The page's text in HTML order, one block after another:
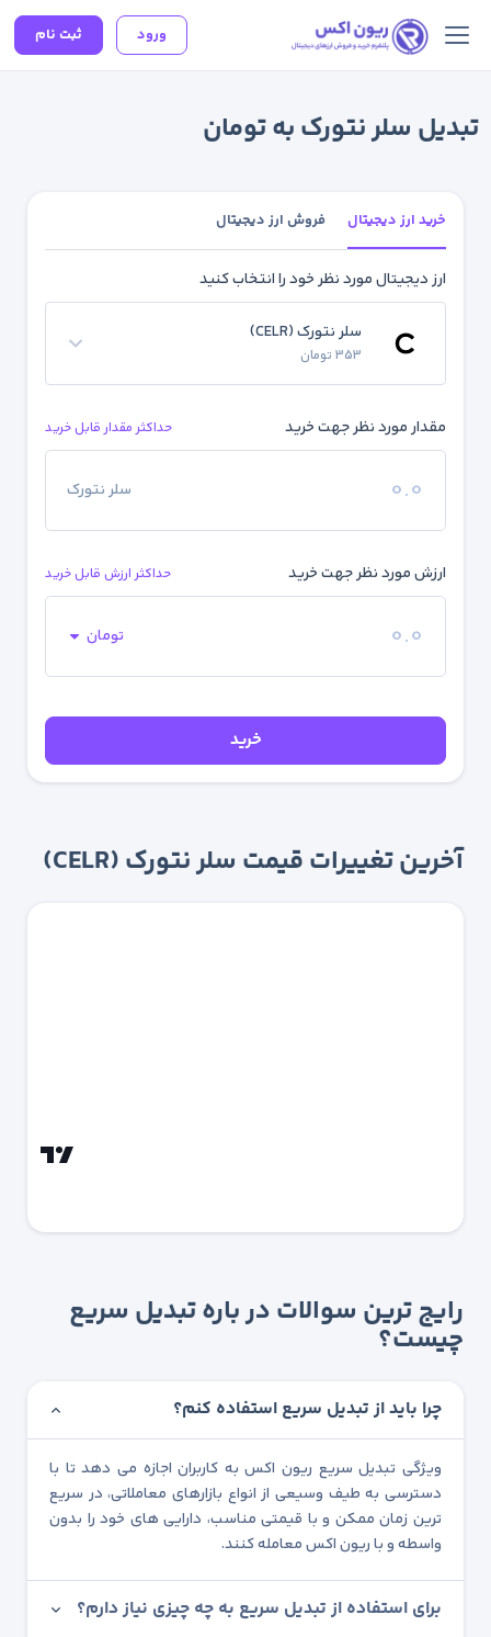
ورود ثبت نام
تبدیل سلر نتورک به تومان
خرید ارز دیجیتال فروش ارز دیجیتال
ارز دیجیتال مورد نظر خود را انتخاب کنید
سلر نتورک (CELR)
353 تومان
مقدار مورد نظر جهت خرید حداکثر مقدار قابل خرید
سلر نتورک
ارزش مورد نظر جهت خرید حداکثر ارزش قابل خرید
تومان
خرید
آخرین تغییرات قیمت سلر نتورک (CELR)
رایج ترین سوالات در باره تبدیل سریع
چیست؟
چرا باید از تبدیل سریع استفاده کنم؟
ویژگی تبدیل سریع ریون اکس به کاربران اجازه می دهد تا با
دسترسی به طیف وسیعی از انواع بازارهای معاملاتی، در سریع
ترین زمان ممکن و با قیمتی مناسب، دارایی های خود را بدون
واسطه و با ریون اکس معامله کنند.
برای استفاده از تبدیل سریع به چه چیزی نیاز دارم؟